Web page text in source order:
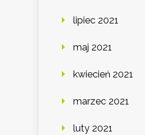
lipiec 2021
maj 2021
kwiecień 2021
marzec 2021
luty 2021